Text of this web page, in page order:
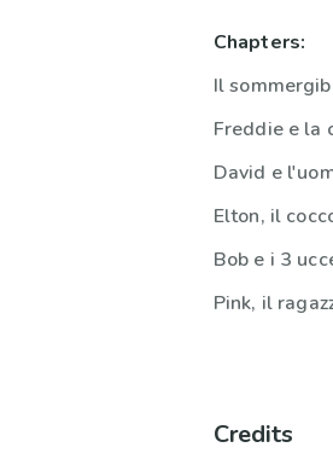
Chapters:
Il
David e
Elton, il
Bob e i 3
Pink, il
Credits